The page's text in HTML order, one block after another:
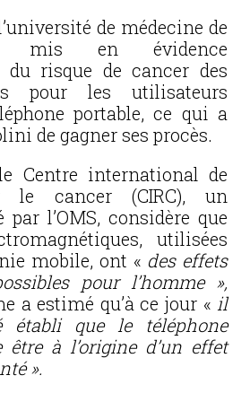
de médecine de
mis en évidence
du risque de cancer des
pour les utilisateurs
portable, ce qui a
de gagner ses procès.
Centre international de
le cancer (CIRC), un
l’OMS, considère que
utilisées
mobile, ont « des effets
pour l’homme »,
a estimé qu’à ce jour « il
établi que le téléphone
être à l’origine d’un effet
».